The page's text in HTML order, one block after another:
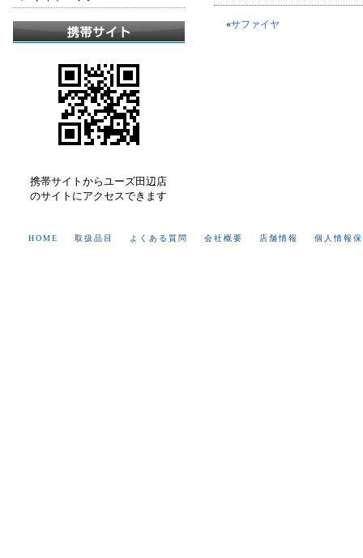
«サファイヤ
携帯サイトからユーズ田辺店
のサイトにアクセスできます
HOME 取扱品目 よくある質問 会社概要 店舗情報 個人情報